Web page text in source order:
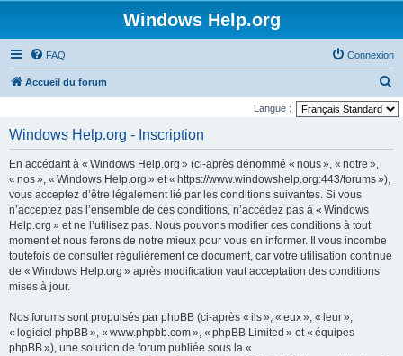
Windows Help.org
FAQ Connexion
Accueil du forum
e
Langue :
Windows Help.org - Inscription
En accédant à « Windows Help.org » (ci-après dénommé « nous », « notre »,
« nos », « Windows Help.org » et « https://www.windowshelp.org:443/forums »),
vous acceptez d’être légalement lié par les conditions suivantes. Si vous
n’acceptez pas l’ensemble de ces conditions, n’accédez pas à « Windows
Help.org » et ne l’utilisez pas. Nous pouvons modifier ces conditions à tout
moment et nous ferons de notre mieux pour vous en informer. Il vous incombe
toutefois de consulter régulièrement ce document, car votre utilisation continue
de « Windows Help.org » après modification vaut acceptation des conditions
mises à jour.
Nos forums sont propulsés par phpBB (ci-après « ils », « eux », « leur »,
« logiciel phpBB », « www.phpbb.com », « phpBB Limited » et « équipes
phpBB »), une solution de forum publiée sous la «